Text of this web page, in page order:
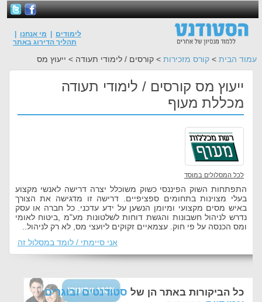
לימודים מי אנחנו
תהליך הדירוג באתר
עמוד הבית > קורס מזכירות > קורסים / לימודי תעודה > ייעוץ מס
ייעוץ מס קורסים / לימודי תעודה
מכללת מעוף
לכל המסלולים במוסד
התפתחות השוק הפיננסי כשוק משוכלל יצרה דרישה לאנשי מקצוע
בעלי מצוינות בתחומים ספציפיים. דרישה זו מדגישה את הצורך
באיש מסים מקצועי ומיומן הנשען על ידע עדכני. כל חברה או עסק
נדרש לניהול חשבונות והגשת דוחות לשלטונות מע"מ ,ביטוח לאומי
ומס הכנסה על פי חוק. עצמאיים זקוקים ליועצי מס, לא רק לניהול..
אני סיימתי / לומד במסלול זה
כל הביקורות באתר הן של סטודנטים ובוגרים